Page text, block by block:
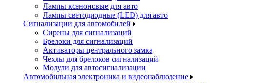
Лампы ксеноновые для авто
Лампы светодиодные (LED) для авто
Сигнализации для автомобилей
Сирены для сигнализаций
Брелоки для сигнализаций
Активаторы центрального замка
Чехлы для брелоков сигнализаций
Модули для автосигнализации
Автомобильная электроника и видеонаблюдение